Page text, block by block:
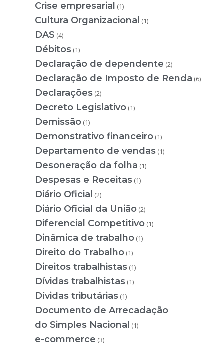
Crise empresarial (1)
Cultura Organizacional (1)
DAS (4)
Débitos (1)
Declaração de dependente (2)
Declaração de Imposto de Renda (6)
Declarações (2)
Decreto Legislativo (1)
Demissão (1)
Demonstrativo financeiro (1)
Departamento de vendas (1)
Desoneração da folha (1)
Despesas e Receitas (1)
Diário Oficial (2)
Diário Oficial da União (2)
Diferencial Competitivo (1)
Dinâmica de trabalho (1)
Direito do Trabalho (1)
Direitos trabalhistas (1)
Dívidas trabalhistas (1)
Dívidas tributárias (1)
Documento de Arrecadação
do Simples Nacional (1)
e-commerce (3)